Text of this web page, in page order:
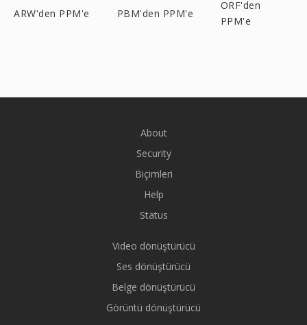
ARW'den PPM'e PBM'den PPM'e
ORF'den
PPM'e
About
Security
Biçimleri
Help
Status
Video dönüştürücü
Ses dönüştürücü
Belge dönüştürücü
Görüntü dönüştürücü